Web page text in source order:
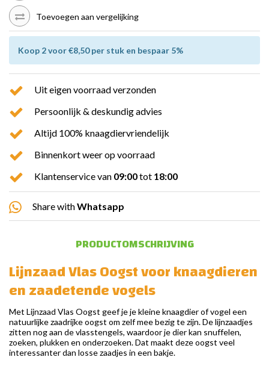
Toevoegen aan vergelijking
Koop 2 voor €8,50 per stuk en bespaar 5%
Uit eigen voorraad verzonden
Persoonlijk & deskundig advies
Altijd 100% knaagdiervriendelijk
Binnenkort weer op voorraad
Klantenservice van 09:00tot 18:00
Share withWhatsapp
PRODUCTOMSCHRIJVING
Lijnzaad Vlas Oogst voor knaagdieren
en zaadetende vogels
Met Lijnzaad Vlas Oogst geef je je kleine knaagdier of vogel een
natuurlijke zaadrijke oogst om zelf mee bezig te zijn. De lijnzaadjes
zitten nog aan de vlasstengels, waardoor je dier kan snuffelen,
zoeken, plukken en onderzoeken. Dat maakt deze oogst veel
interessanter dan losse zaadjes in een bakje.